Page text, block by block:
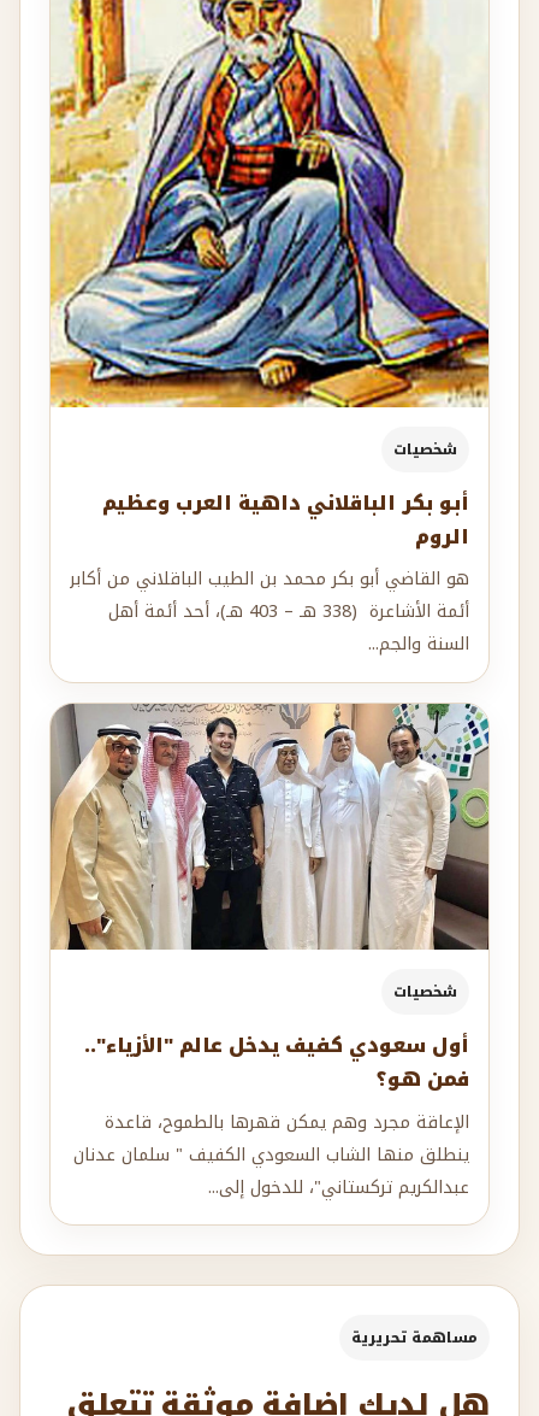
شخصيات
أبو بكر الباقلاني داهية العرب وعظيم
الروم
هو القاضي أبو بكر محمد بن الطيب الباقلاني من أكابر
أئمة الأشاعرة (338 هـ – 403 هـ)، أحد أئمة أهل
السنة والجم...
شخصيات
أول سعودي كفيف يدخل عالم "الأزياء"..
فمن هو؟
الإعاقة مجرد وهم يمكن قهرها بالطموح، قاعدة
ينطلق منها الشاب السعودي الكفيف " سلمان عدنان
عبدالكريم تركستاني"، للدخول إلى...
مساهمة تحريرية